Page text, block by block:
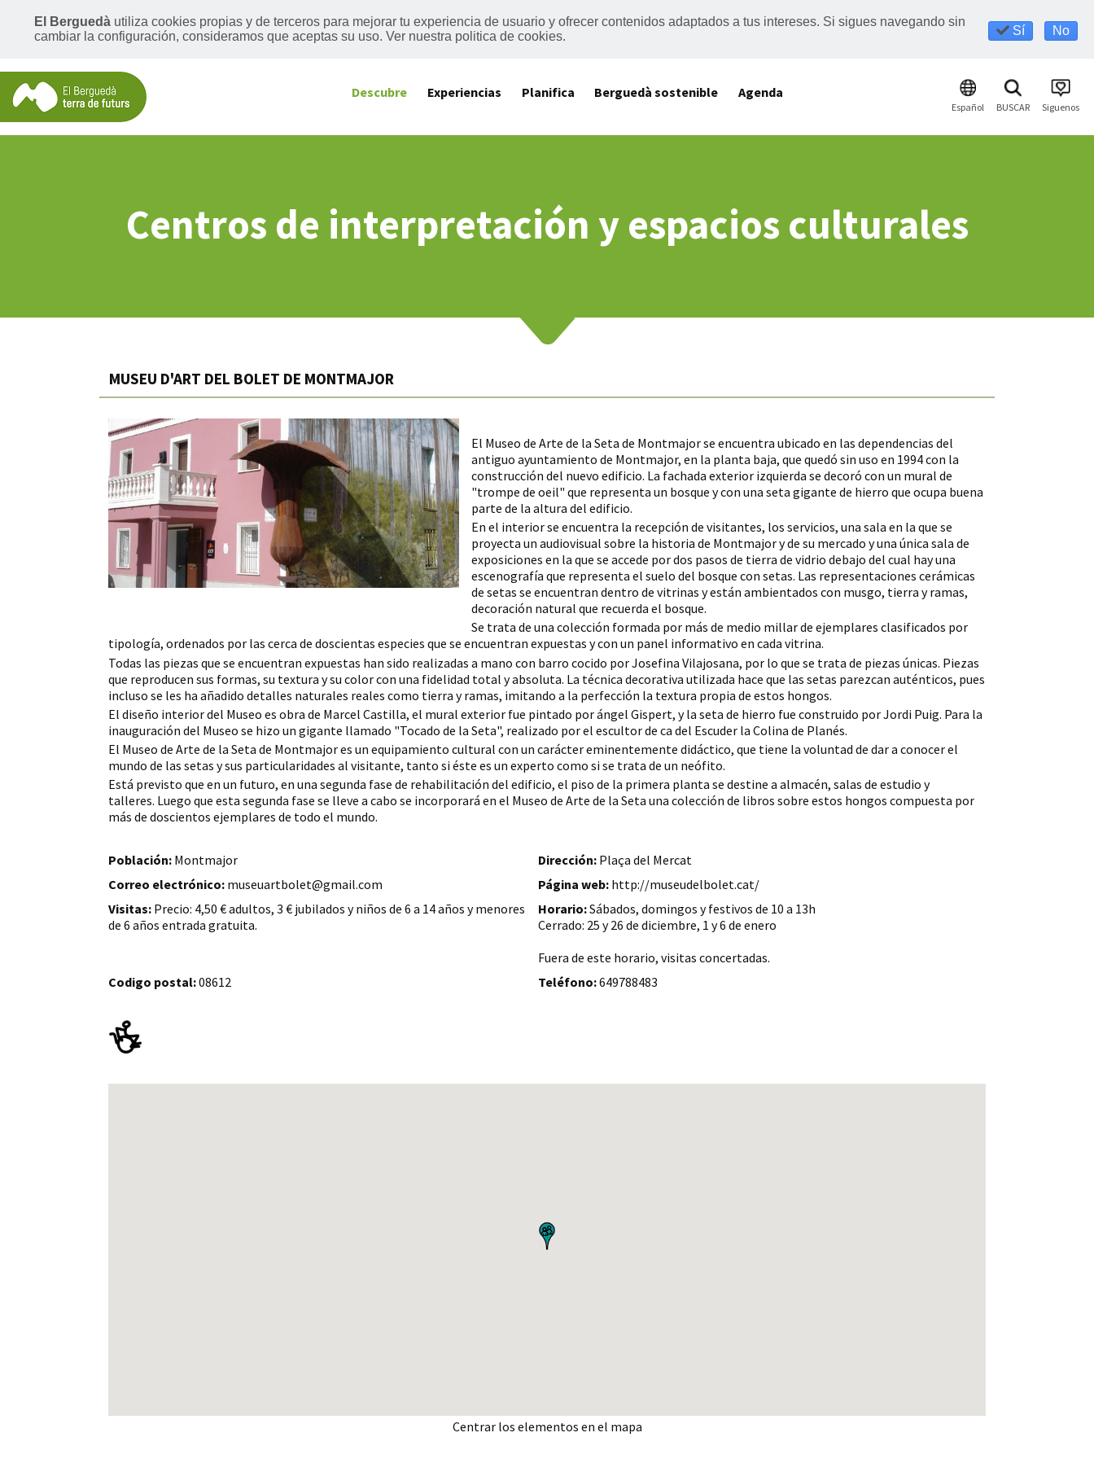
Sí No
El Berguedà utiliza cookies propias y de terceros para mejorar tu experiencia de usuario y ofrecer contenidos adaptados a tus intereses. Si sigues navegando sin
cambiar la configuración, consideramos que aceptas su uso. Ver nuestra politica de cookies.
Español BUSCAR Siguenos
Descubre Experiencias Planifica Berguedà sostenible Agenda
Centros de interpretación y espacios culturales
MUSEU D'ART DEL BOLET DE MONTMAJOR
El Museo de Arte de la Seta de Montmajor se encuentra ubicado en las dependencias del
antiguo ayuntamiento de Montmajor, en la planta baja, que quedó sin uso en 1994 con la
construcción del nuevo edificio. La fachada exterior izquierda se decoró con un mural de
"trompe de oeil" que representa un bosque y con una seta gigante de hierro que ocupa buena
parte de la altura del edificio.
En el interior se encuentra la recepción de visitantes, los servicios, una sala en la que se
proyecta un audiovisual sobre la historia de Montmajor y de su mercado y una única sala de
exposiciones en la que se accede por dos pasos de tierra de vidrio debajo del cual hay una
escenografía que representa el suelo del bosque con setas. Las representaciones cerámicas
de setas se encuentran dentro de vitrinas y están ambientados con musgo, tierra y ramas,
decoración natural que recuerda el bosque.
Se trata de una colección formada por más de medio millar de ejemplares clasificados por
tipología, ordenados por las cerca de doscientas especies que se encuentran expuestas y con un panel informativo en cada vitrina.
Todas las piezas que se encuentran expuestas han sido realizadas a mano con barro cocido por Josefina Vilajosana, por lo que se trata de piezas únicas. Piezas
que reproducen sus formas, su textura y su color con una fidelidad total y absoluta. La técnica decorativa utilizada hace que las setas parezcan auténticos, pues
incluso se les ha añadido detalles naturales reales como tierra y ramas, imitando a la perfección la textura propia de estos hongos.
El diseño interior del Museo es obra de Marcel Castilla, el mural exterior fue pintado por ángel Gispert, y la seta de hierro fue construido por Jordi Puig. Para la
inauguración del Museo se hizo un gigante llamado "Tocado de la Seta", realizado por el escultor de ca del Escuder la Colina de Planés.
El Museo de Arte de la Seta de Montmajor es un equipamiento cultural con un carácter eminentemente didáctico, que tiene la voluntad de dar a conocer el
mundo de las setas y sus particularidades al visitante, tanto si éste es un experto como si se trata de un neófito.
Está previsto que en un futuro, en una segunda fase de rehabilitación del edificio, el piso de la primera planta se destine a almacén, salas de estudio y
talleres. Luego que esta segunda fase se lleve a cabo se incorporará en el Museo de Arte de la Seta una colección de libros sobre estos hongos compuesta por
más de doscientos ejemplares de todo el mundo.
Población: Montmajor Dirección: Plaça del Mercat
Correo electrónico: museuartbolet@gmail.com Página web: http://museudelbolet.cat/
Visitas: Precio: 4,50 € adultos, 3 € jubilados y niños de 6 a 14 años y menores
de 6 años entrada gratuita.
Horario:Sábados, domingos y festivos de 10 a 13h
Cerrado: 25 y 26 de diciembre, 1 y 6 de enero
Fuera de este horario, visitas concertadas.
Codigo postal:08612 Teléfono:649788483
Centrar los elementos en el mapa